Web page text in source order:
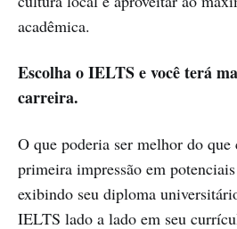
acadêmica.
Escolha o IELTS e você terá
carreira.
O que poderia ser melhor do que
primeira impressão em
exibindo seu diploma
IELTS lado a lado em seu